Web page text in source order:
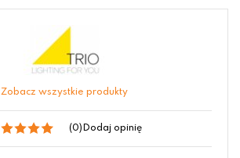
Zobacz wszystkie produkty
(0) Dodaj opinię